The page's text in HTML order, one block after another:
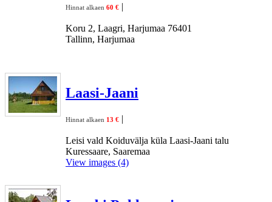
Hinnat alkaen 60 € |
Koru 2, Laagri, Harjumaa 76401
Tallinn, Harjumaa
Laasi-Jaani
Hinnat alkaen 13 € |
Leisi vald Koiduvälja küla Laasi-Jaani talu
Kuressaare, Saaremaa
View images (4)